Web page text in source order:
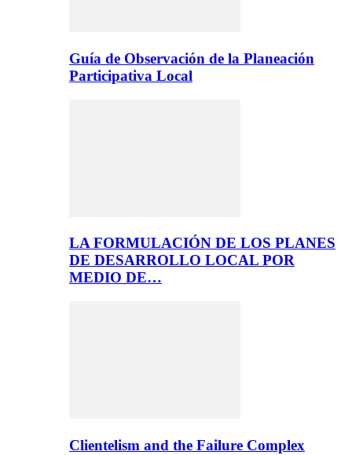
Guía de Observación de la Planeación
Participativa Local
LA FORMULACIÓN DE LOS PLANES
DE DESARROLLO LOCAL POR
MEDIO DE…
Clientelism and the Failure Complex